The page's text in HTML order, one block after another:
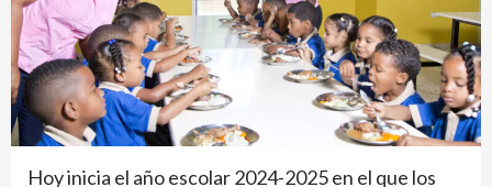
Hoy inicia el año escolar 2024-2025 en el que los